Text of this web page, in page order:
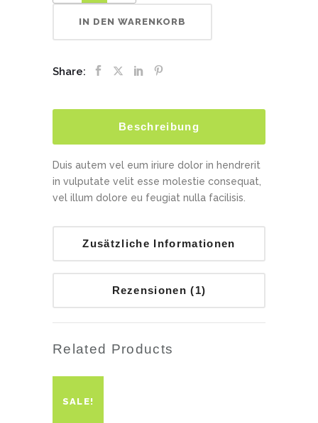
IN DEN WARENKORB
Share:
Beschreibung
Duis autem vel eum iriure dolor in hendrerit
in vulputate velit esse molestie consequat,
vel illum dolore eu feugiat nulla facilisis.
Zusätzliche Informationen
Rezensionen (1)
Related Products
SALE!